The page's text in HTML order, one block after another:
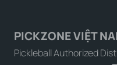
PICKZONE VIỆT
Pickleball Authorized